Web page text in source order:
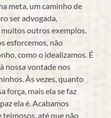
meta, um caminho de
ser advogada,
outros exemplos.
esforcemos, não
como o idealizamos. É
nossa vontade nos
Às vezes, quanto
força, mais ela se faz
ela é. Acabamos
até que não